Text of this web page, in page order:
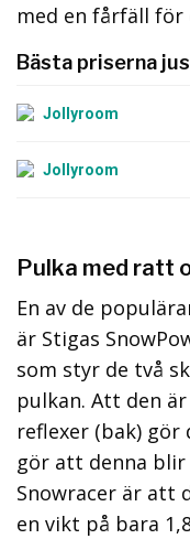
med en fårfäll för
Bästa priserna
Pulka med ratt
En av de
är Stigas
som styr de två
pulkan. Att den
reflexer (bak) gör
gör att denna blir
Snowracer är att
en vikt på bara